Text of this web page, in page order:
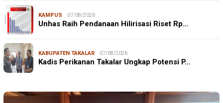
KAMPUS 07/08/2026
Unhas Raih Pendanaan Hilirisasi Riset Rp…
KABUPATEN TAKALAR 07/08/2026
Kadis Perikanan Takalar Ungkap Potensi P…